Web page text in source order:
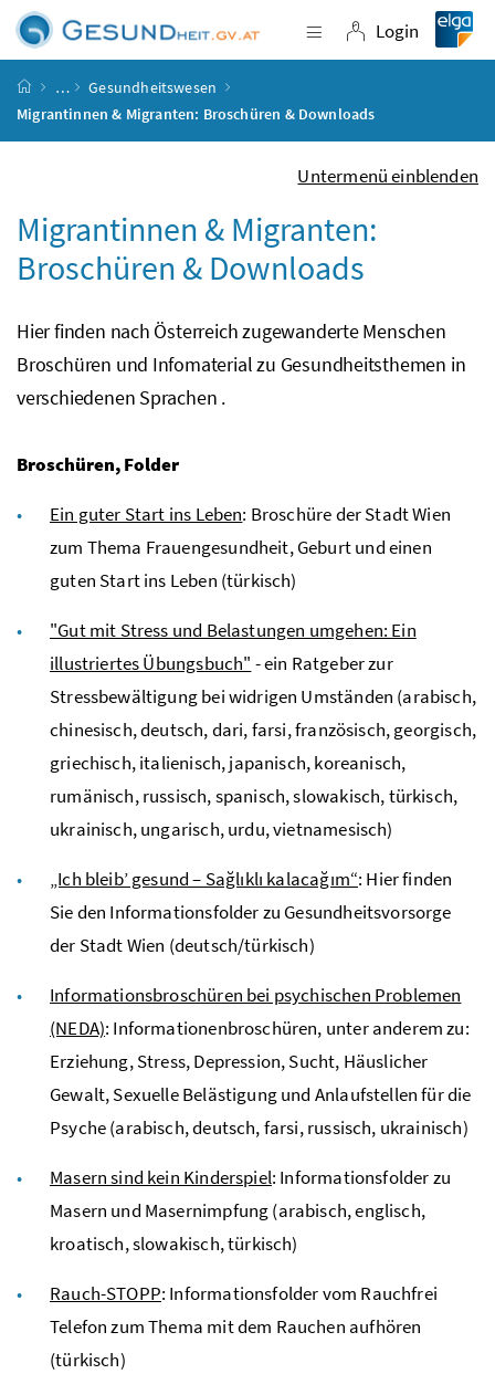
Zum Inhalt
Zum Hauptmenü
Zum Untermenü
Zur Suche
Navigation
Login
Login
Startseite
…
Gesundheitswesen
Migrantinnen & Migranten: Broschüren & Downloads
Untermenü einblenden
Migrantinnen & Migranten:
Broschüren & Downloads
Hier finden nach Österreich zugewanderte Menschen
Broschüren und Infomaterial zu Gesundheitsthemen in
verschiedenen Sprachen .
Broschüren, Folder
Ein guter Start ins Leben: Broschüre der Stadt Wien
zum Thema Frauengesundheit, Geburt und einen
guten Start ins Leben (türkisch)
"Gut mit Stress und Belastungen umgehen: Ein
illustriertes Übungsbuch" - ein Ratgeber zur
Stressbewältigung bei widrigen Umständen (arabisch,
chinesisch, deutsch, dari, farsi, französisch, georgisch,
griechisch, italienisch, japanisch, koreanisch,
rumänisch, russisch, spanisch, slowakisch, türkisch,
ukrainisch, ungarisch, urdu, vietnamesisch)
„Ich bleib’ gesund – Sağlıklı kalacağım“: Hier finden
Sie den Informationsfolder zu Gesundheitsvorsorge
der Stadt Wien (deutsch/türkisch)
Informationsbroschüren bei psychischen Problemen
(NEDA): Informationenbroschüren, unter anderem zu:
Erziehung, Stress, Depression, Sucht, Häuslicher
Gewalt, Sexuelle Belästigung und Anlaufstellen für die
Psyche (arabisch, deutsch, farsi, russisch, ukrainisch)
Masern sind kein Kinderspiel: Informationsfolder zu
Masern und Masernimpfung (arabisch, englisch,
kroatisch, slowakisch, türkisch)
Rauch-STOPP: Informationsfolder vom Rauchfrei
Telefon zum Thema mit dem Rauchen aufhören
(türkisch)